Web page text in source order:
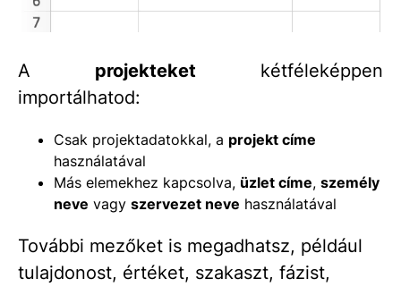
A projekteket kétféleképpen
importálhatod:
Csak projektadatokkal, a projekt címe
használatával
Más elemekhez kapcsolva, üzlet címe, személy
neve vagy szervezet neve használatával
További mezőket is megadhatsz, például
tulajdonost, értéket, szakaszt, fázist,